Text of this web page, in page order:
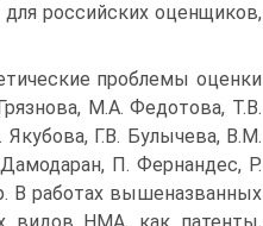
российских оценщиков,
проблемы оценки
М.А. Федотова, Т.В.
Г.В. Булычева, В.М.
П. Фернандес, Р.
В работах вышеназванных